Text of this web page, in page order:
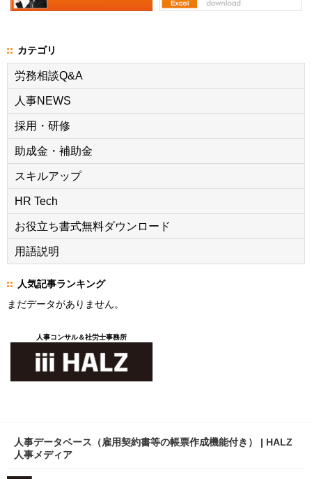
カテゴリ
労務相談Q&A
人事NEWS
採用・研修
助成金・補助金
スキルアップ
HR Tech
お役立ち書式無料ダウンロード
用語説明
人気記事ランキング
まだデータがありません。
人事コンサル＆社労士事務所
人事データベース（雇用契約書等の帳票作成機能付き） | HALZ
人事メディア